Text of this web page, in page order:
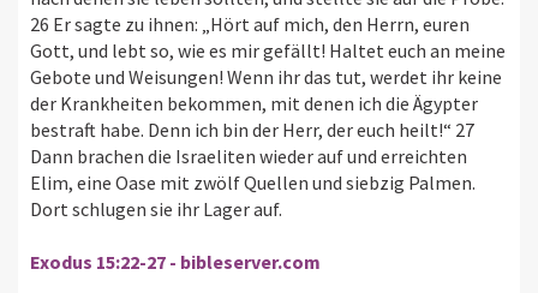
26 Er sagte zu ihnen: „Hört auf mich, den Herrn, euren
Gott, und lebt so, wie es mir gefällt! Haltet euch an meine
Gebote und Weisungen! Wenn ihr das tut, werdet ihr keine
der Krankheiten bekommen, mit denen ich die Ägypter
bestraft habe. Denn ich bin der Herr, der euch heilt!“ 27
Dann brachen die Israeliten wieder auf und erreichten
Elim, eine Oase mit zwölf Quellen und siebzig Palmen.
Dort schlugen sie ihr Lager auf.
Exodus 15:22-27 - bibleserver.com